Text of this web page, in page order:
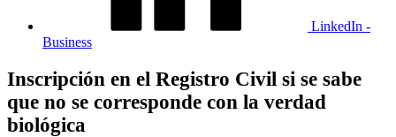
LinkedIn -
Business
Inscripción en el Registro Civil si se sabe
que no se corresponde con la verdad
biológica